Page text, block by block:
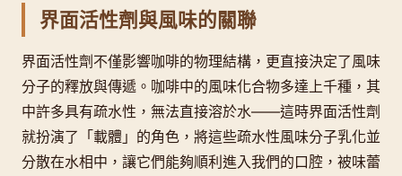
界面活性劑與風味的關聯
界面活性劑不僅影響咖啡的物理結構，更直接決定了風味
分子的釋放與傳遞。咖啡中的風味化合物多達上千種，其
中許多具有疏水性，無法直接溶於水——這時界面活性劑
就扮演了「載體」的角色，將這些疏水性風味分子乳化並
分散在水相中，讓它們能夠順利進入我們的口腔，被味蕾